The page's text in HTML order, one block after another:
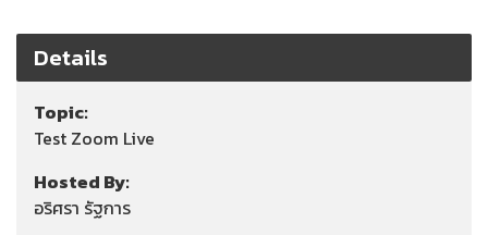
Details
Topic:
Test Zoom Live
Hosted By:
อริศรา รัฐการ